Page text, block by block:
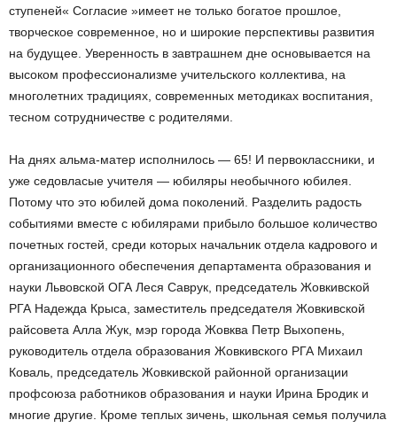
ступеней« Согласие »имеет не только богатое прошлое,
творческое современное, но и широкие перспективы развития
на будущее. Уверенность в завтрашнем дне основывается на
высоком профессионализме учительского коллектива, на
многолетних традициях, современных методиках воспитания,
тесном сотрудничестве с родителями.
На днях альма-матер исполнилось — 65! И первоклассники, и
уже седовласые учителя — юбиляры необычного юбилея.
Потому что это юбилей дома поколений. Разделить радость
событиями вместе с юбилярами прибыло большое количество
почетных гостей, среди которых начальник отдела кадрового и
организационного обеспечения департамента образования и
науки Львовской ОГА Леся Саврук, председатель Жовкивской
РГА Надежда Крыса, заместитель председателя Жовкивской
райсовета Алла Жук, мэр города Жовква Петр Выхопень,
руководитель отдела образования Жовкивского РГА Михаил
Коваль, председатель Жовкивской районной организации
профсоюза работников образования и науки Ирина Бродик и
многие другие. Кроме теплых зичень, школьная семья получила